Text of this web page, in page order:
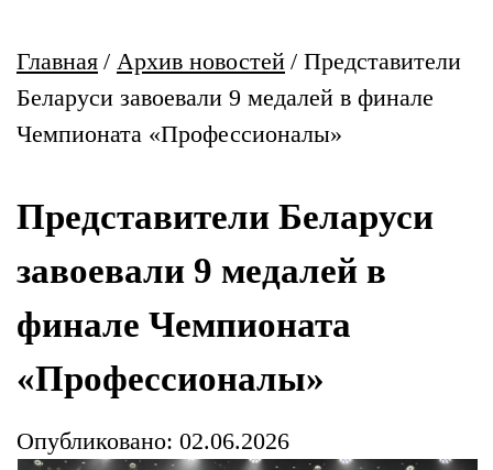
Главная / Архив новостей / Представители
Беларуси завоевали 9 медалей в финале
Чемпионата «Профессионалы»
Представители Беларуси
завоевали 9 медалей в
финале Чемпионата
«Профессионалы»
Опубликовано: 02.06.2026